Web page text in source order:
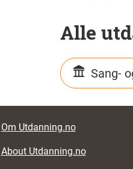
Alle
Sang-
Footer links
Om Utdanning.no
About Utdanning.no